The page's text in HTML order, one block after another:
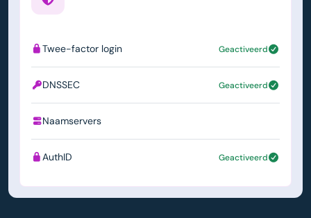
Twee-factor login Geactiveerd
DNSSEC Geactiveerd
Naamservers
AuthID Geactiveerd